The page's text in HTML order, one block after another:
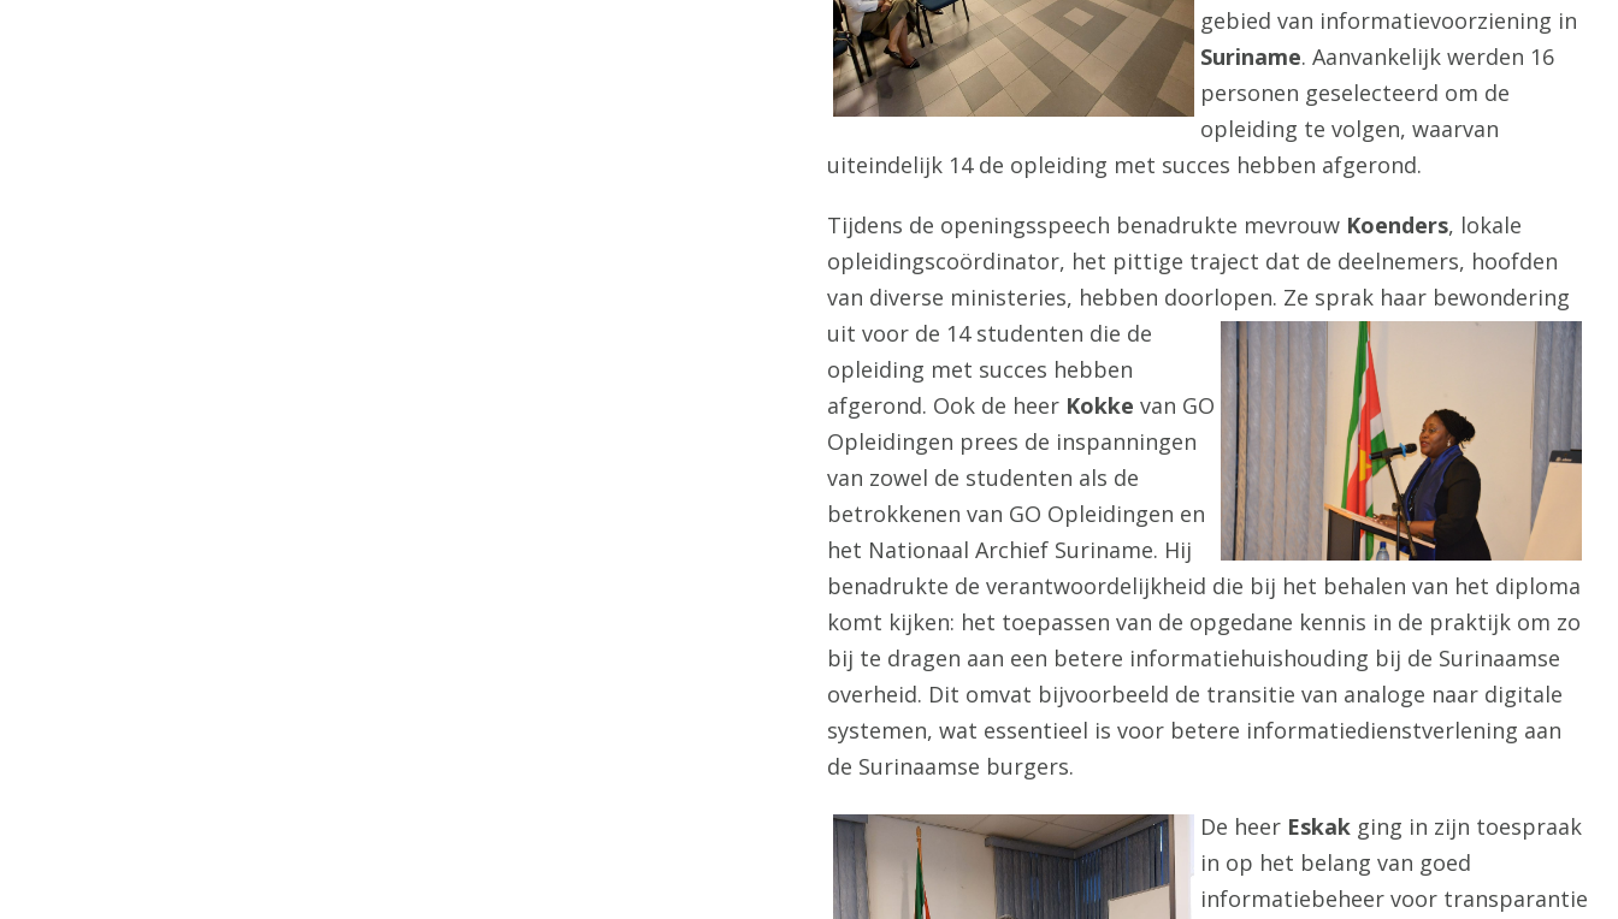
gebied van informatievoorziening in
Suriname. Aanvankelijk werden 16
personen geselecteerd om de
opleiding te volgen, waarvan
uiteindelijk 14 de opleiding met succes hebben afgerond.
Tijdens de openingsspeech benadrukte mevrouw Koenders, lokale
opleidingscoördinator, het pittige traject dat de deelnemers, hoofden
van diverse ministeries, hebben doorlopen. Ze sprak haar bewondering
uit voor de 14 studenten die de
opleiding met succes hebben
afgerond. Ook de heer Kokke van GO
Opleidingen prees de inspanningen
van zowel de studenten als de
betrokkenen van GO Opleidingen en
het Nationaal Archief Suriname. Hij
benadrukte de verantwoordelijkheid die bij het behalen van het diploma
komt kijken: het toepassen van de opgedane kennis in de praktijk om zo
bij te dragen aan een betere informatiehuishouding bij de Surinaamse
overheid. Dit omvat bijvoorbeeld de transitie van analoge naar digitale
systemen, wat essentieel is voor betere informatiedienstverlening aan
de Surinaamse burgers.
De heer Eskak ging in zijn toespraak
in op het belang van goed
informatiebeheer voor transparantie